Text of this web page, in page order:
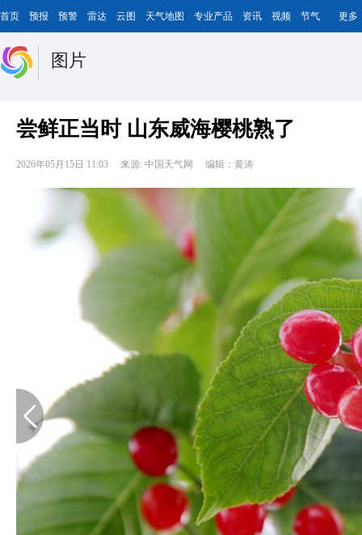
首页 预报 预警 雷达 云图 天气地图 专业产品 资讯 视频 节气 更多
图片
尝鲜正当时 山东威海樱桃熟了
2026年05月15日 11:03 来源: 中国天气网 编辑：黄涛